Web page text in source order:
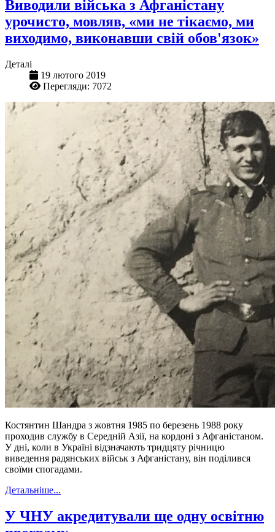
Виводили війська з Афганістану
урочисто, мовляв, «ми не тікаємо, ми
виходимо, виконавши свій обов'язок»
Деталі
19 лютого 2019
Перегляди: 7072
Костянтин Шандра з жовтня 1985 по березень 1988 року
проходив службу в Середній Азії, на кордоні з Афганістаном.
У дні, коли в Україні відзначають тридцяту річницю
виведення радянських військ з Афганістану, він поділився
своїми спогадами.
Детальніше...
У ЧНУ акредитували ще одну освітню